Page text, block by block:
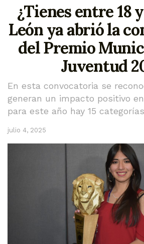
¿Tienes entre 18
León ya abrió la
del Premio
Juventud
En esta convocatoria se
generan un impacto positivo
para este año hay 15 categorías
julio 4, 2025